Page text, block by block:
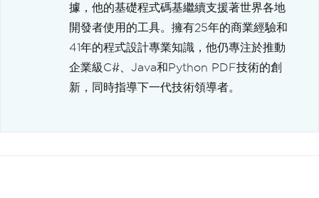
據，他的基礎程式碼基繼續支援著世界各地
開發者使用的工具。擁有25年的商業經驗和
41年的程式設計專業知識，他仍專注於推動
企業級C#、Java和Python PDF技術的創
新，同時指導下一代技術領導者。